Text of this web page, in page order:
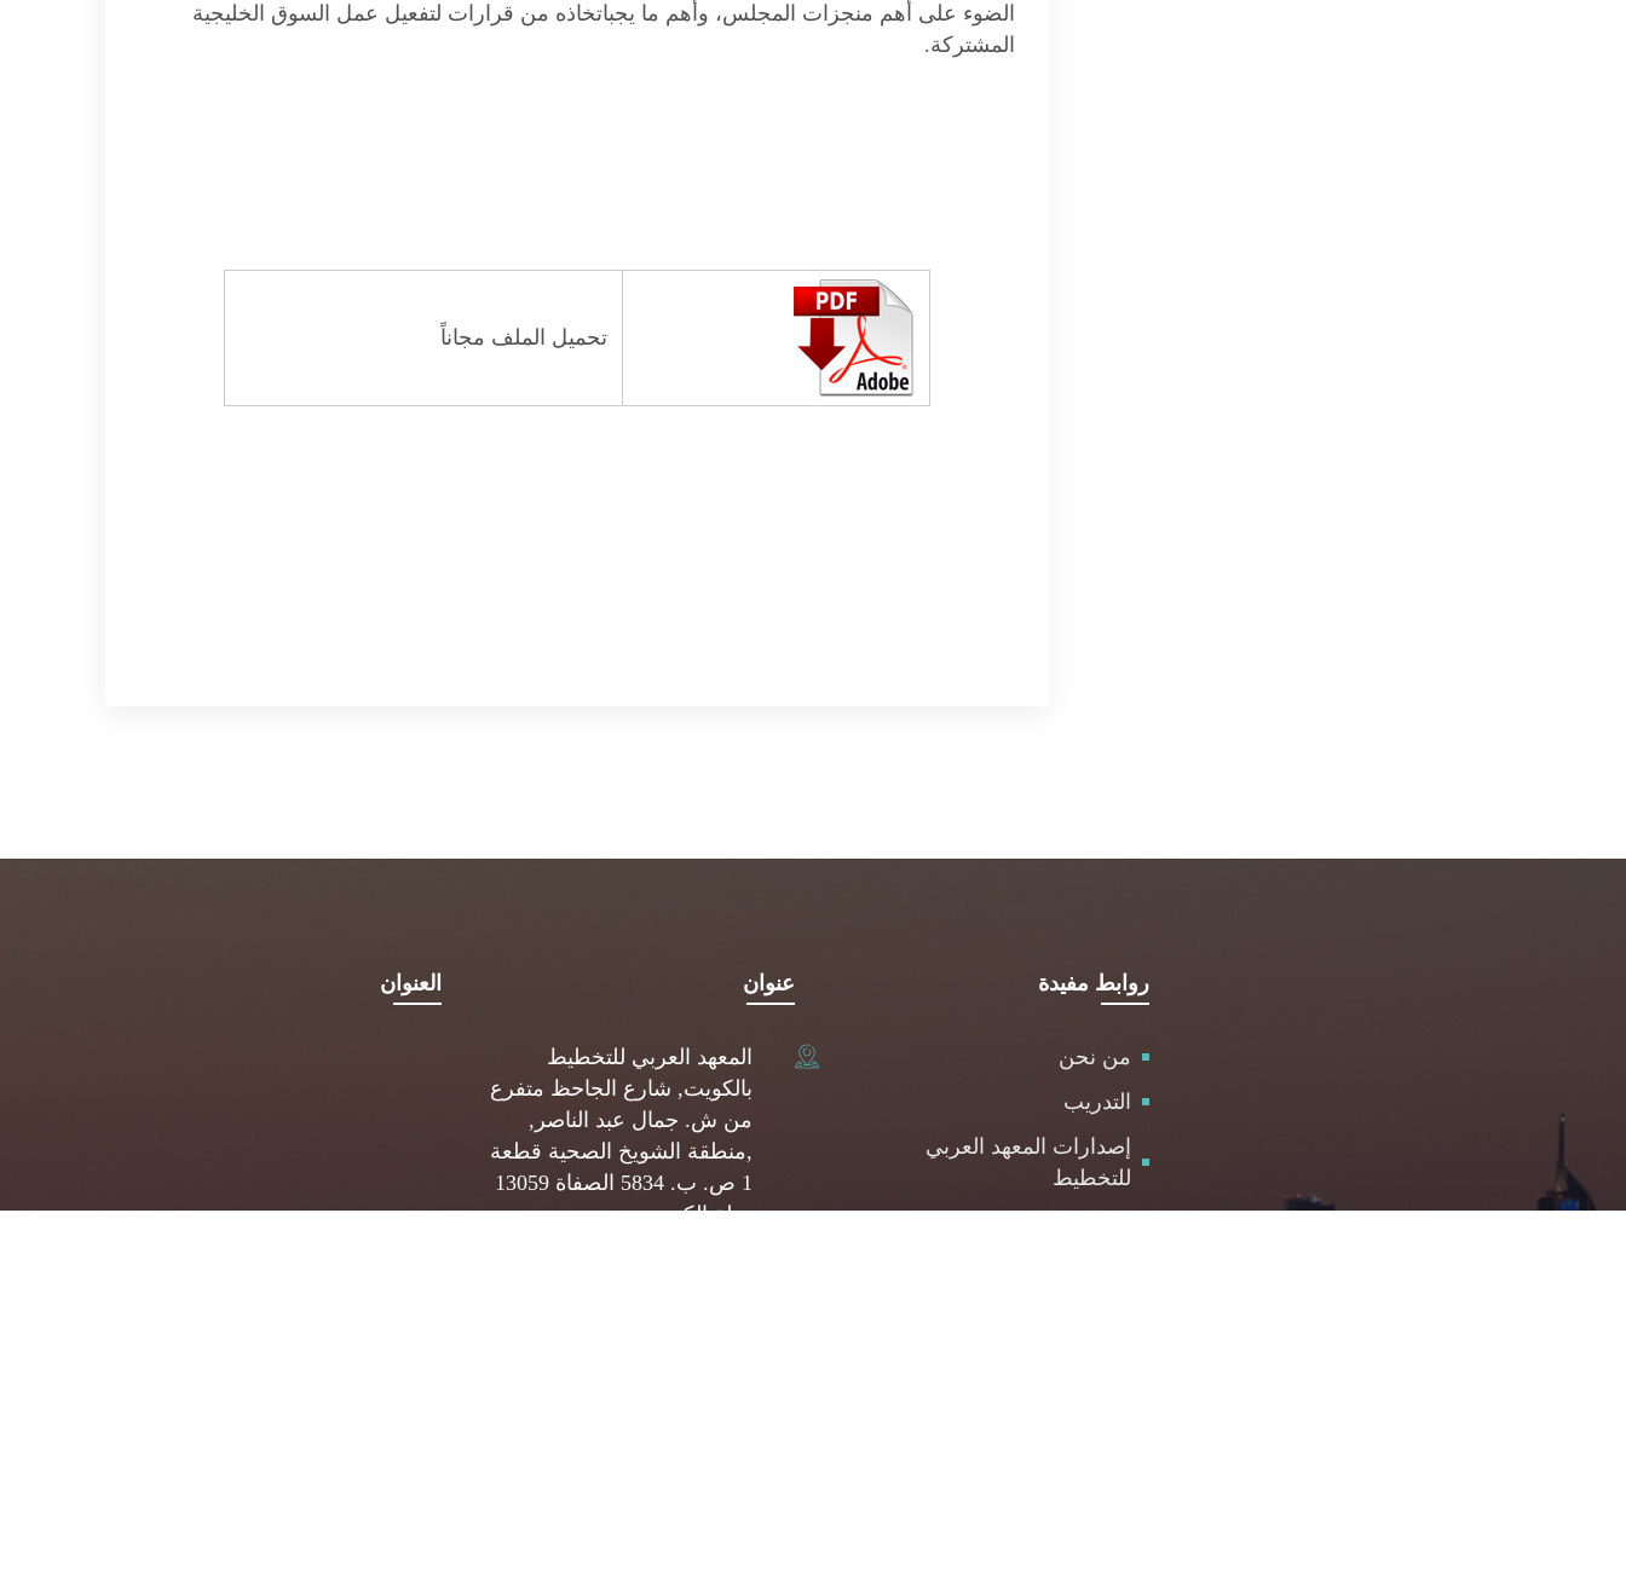
الضوء على أهم منجزات المجلس، وأهم ما يجباتخاذه من قرارات لتفعيل عمل السوق الخليجية
المشتركة.
تحميل الملف مجاناً
العنوان عنوان
المعهد العربي للتخطيط
بالكويت, شارع الجاحظ متفرع
من ش. جمال عبد الناصر,
,منطقة الشويخ الصحية قطعة
1 ص. ب. 5834 الصفاة 13059
دولة الكويت
روابط مفيدة
من نحن
التدريب
إصدارات المعهد العربي
للتخطيط